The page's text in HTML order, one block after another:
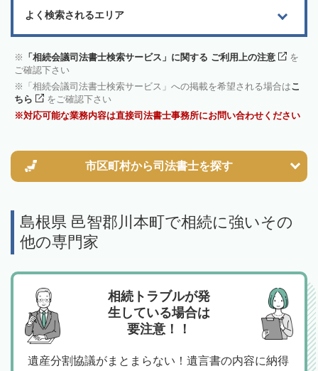
よく検索されるエリア
「相続会議司法書士検索サービス」に関する ご利用上の注意
を
ご確認下さい
「相続会議司法書士検索サービス」への掲載を希望される場合はこ
ちら
をご確認下さい
対応可能な業務内容は直接司法書士事務所にお問い合わせください
市区町村から司法書士を探す
島根県 邑智郡川本町で相続に強いその
他の専門家
相続トラブルが発
生している場合は
要注意！！
遺産分割協議がまとまらない！遺言書の内容に納得